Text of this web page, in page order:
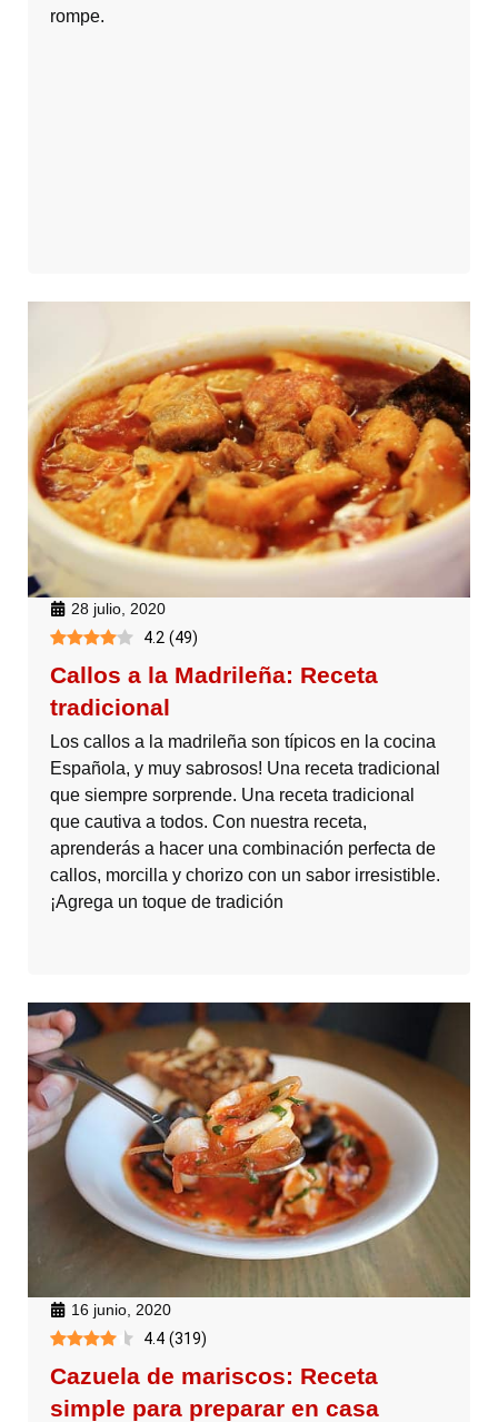
rompe.
28 julio, 2020
4.2 (49)
Callos a la Madrileña: Receta
tradicional
Los callos a la madrileña son típicos en la cocina
Española, y muy sabrosos! Una receta tradicional
que siempre sorprende. Una receta tradicional
que cautiva a todos. Con nuestra receta,
aprenderás a hacer una combinación perfecta de
callos, morcilla y chorizo con un sabor irresistible.
¡Agrega un toque de tradición
16 junio, 2020
4.4 (319)
Cazuela de mariscos: Receta
simple para preparar en casa